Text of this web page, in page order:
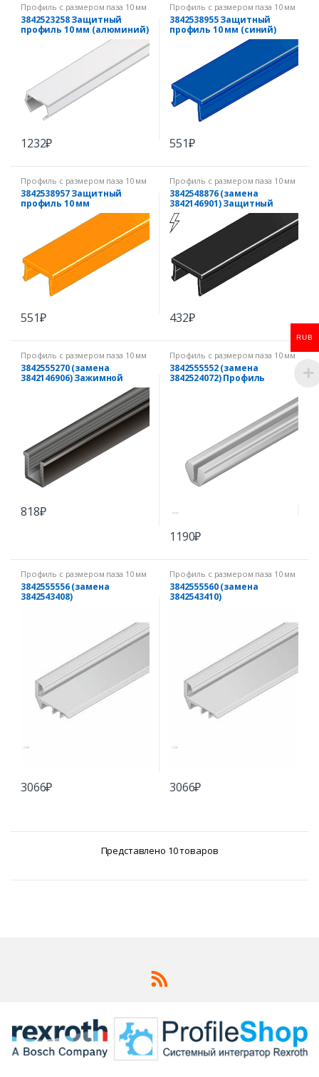
Профиль с размером паза 10 мм
3842523258 Защитный
профиль 10 мм (алюминий)
1232₽
Профиль с размером паза 10 мм
3842538955 Защитный
профиль 10 мм (синий)
551₽
Профиль с размером паза 10 мм
3842538957 Защитный
профиль 10 мм
551₽
Профиль с размером паза 10 мм
3842548876 (замена
3842146901) Защитный
профиль 10 мм (черный)
432₽
Профиль с размером паза 10 мм
3842555270 (замена
3842146906) Зажимной
профиль для паза 10 мм
818₽
Профиль с размером паза 10 мм
3842555552 (замена
3842524072) Профиль
1190₽
Профиль с размером паза 10 мм
3842555556 (замена
3842543408)
3066₽
Профиль с размером паза 10 мм
3842555560 (замена
3842543410)
3066₽
Представлено 10 товаров
RUB